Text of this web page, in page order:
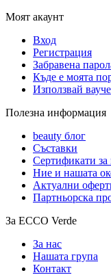
Моят акаунт
Вход
Регистрация
Забравена
Къде е моята
Използвай
Полезна информация
beauty блог
Съставки
Сертификати за
Ние и нашата
Актуални
Партньорска
За ECCO Verde
За нас
Нашата група
Контакт